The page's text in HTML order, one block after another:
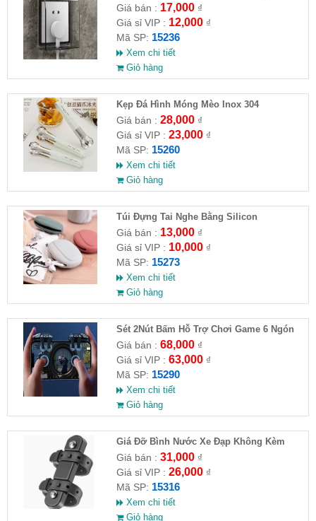
Phòng Tắm
Giá bán : 17,000₫
Giá sỉ VIP : 12,000₫
Mã SP: 15236
Xem chi tiết
Giỏ hàng
Kẹp Đá Hình Móng Mèo Inox 304
Giá bán : 28,000₫
Giá sỉ VIP : 23,000₫
Mã SP: 15260
Xem chi tiết
Giỏ hàng
Túi Đựng Tai Nghe Bằng Silicon
Giá bán : 13,000₫
Giá sỉ VIP : 10,000₫
Mã SP: 15273
Xem chi tiết
Giỏ hàng
Sét 2Nút Bấm Hỗ Trợ Chơi Game 6 Ngón
G21
Giá bán : 68,000₫
Giá sỉ VIP : 63,000₫
Mã SP: 15290
Xem chi tiết
Giỏ hàng
Giá Đỡ Bình Nước Xe Đạp Không Kèm
Khung Đỡ
Giá bán : 31,000₫
Giá sỉ VIP : 26,000₫
Mã SP: 15316
Xem chi tiết
Giỏ hàng